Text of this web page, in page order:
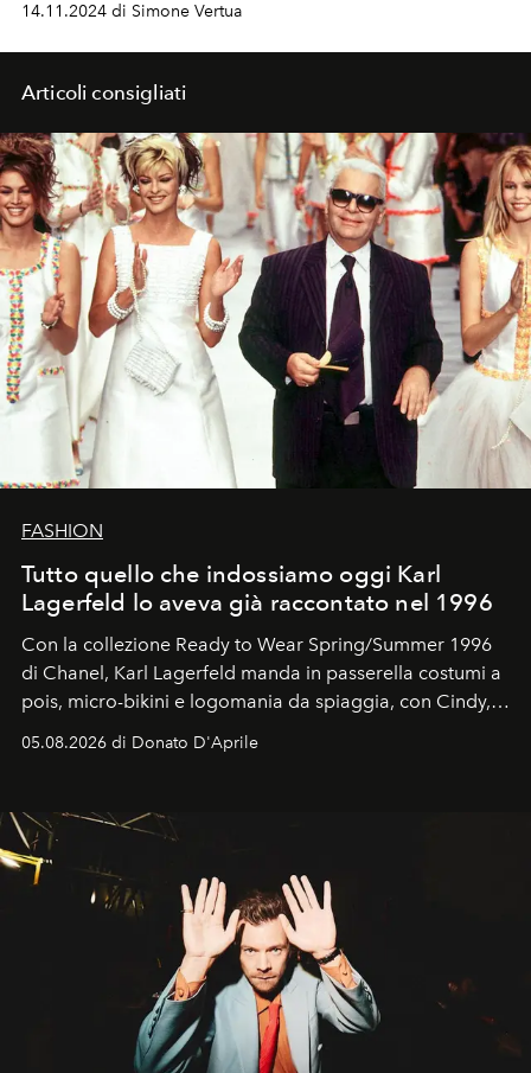
14.11.2024 di Simone Vertua
Articoli consigliati
FASHION
Tutto quello che indossiamo oggi Karl
Lagerfeld lo aveva già raccontato nel 1996
Con la collezione Ready to Wear Spring/Summer 1996
di Chanel, Karl Lagerfeld manda in passerella costumi a
pois, micro-bikini e logomania da spiaggia, con Cindy,
Linda, Claudia e Carla una dietro l'altra. Trent'anni
dopo, in un'industria che vive di archivi, questo
contemporanei che abbiamo.
05.08.2026 di Donato D'Aprile